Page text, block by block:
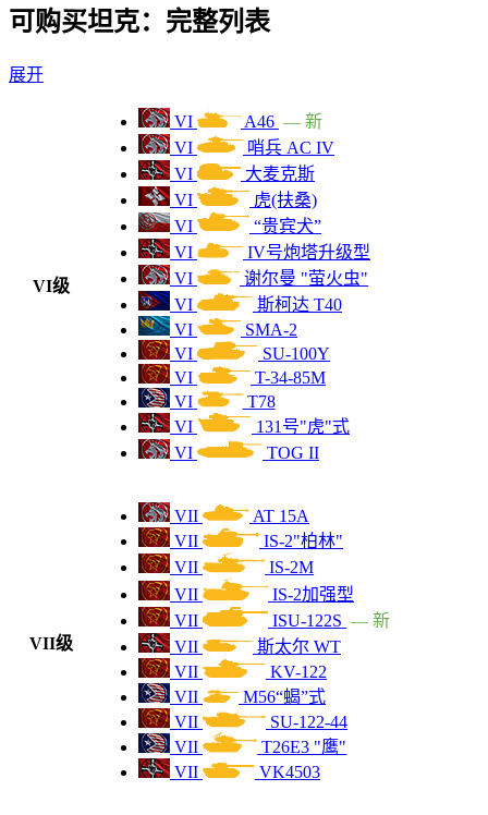
VII VK 4503
VIII "利斧"
VIII 58号试验型
VIII 58号M型
VIII 施瓦茨 58
VIII T95E2
VIII LTS-85
59式
VIII M48A2清障坦克
VIII CS-52 LIS
VIII 兰森 C
VIII M6A2E1
VIII T-25 PN
可购买坦克：完整列表
展开
VI级
VI A46 — 新
VI
哨兵 AC IV
VI
大麦克斯
VI
虎(扶桑)
VI
“贵宾犬”
VI
IV号炮塔升级型
VI
谢尔曼 "萤火虫"
VI
斯柯达 T40
VI
SMA-2
VI
SU-100Y
VI
T-34-85M
VI
T78
VI
131号"虎"式
VI
TOG II
VII级
VII
AT 15A
VII
IS-2"柏林"
VII
IS-2M
VII
IS-2加强型
VII
ISU-122S — 新
VII
斯太尔 WT
VII
KV-122
VII
M56“蝎”式
VII
SU-122-44
VII
T26E3 "鹰"
VII
VK4503